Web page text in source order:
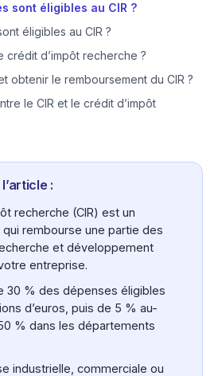
sont éligibles au CIR ?
éligibles au CIR ?
crédit d’impôt recherche ?
obtenir le remboursement du CIR ?
le CIR et le crédit d’impôt
:
recherche (CIR) est un
rembourse une partie des
et développement
entreprise.
30 % des dépenses éligibles
d’euros, puis de 5 % au-
% dans les départements
industrielle, commerciale ou